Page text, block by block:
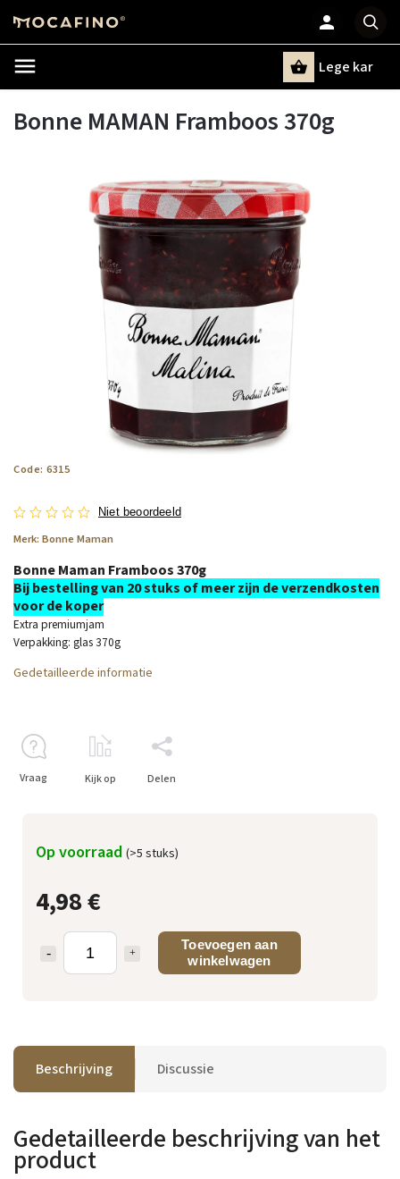
Lege kar
Bonne MAMAN Framboos 370g
Code: 6315
Niet beoordeeld
Merk: Bonne Maman
4,98 €
Toevoegen aan
winkelwagen
Op voorraad (>5 stuks)
Bonne Maman Framboos 370g
Bij bestelling van 20 stuks of meer zijn de verzendkosten
voor de koper
Extra premiumjam
Verpakking: glas 370g
Gedetailleerde informatie
Vraag Kijk op Delen
Beschrijving Discussie
Gedetailleerde beschrijving van het
product